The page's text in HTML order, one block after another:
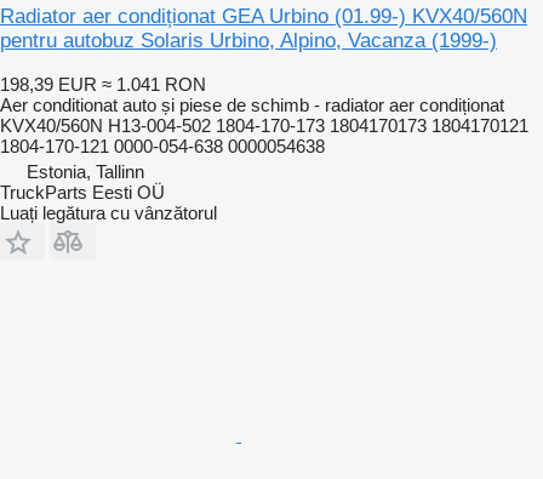
Radiator aer condiționat GEA Urbino (01.99-) KVX40/560N
pentru autobuz Solaris Urbino, Alpino, Vacanza (1999-)
198,39 EUR ≈ 1.041 RON
Aer conditionat auto și piese de schimb - radiator aer condiționat
KVX40/560N H13-004-502 1804-170-173 1804170173 1804170121
1804-170-121 0000-054-638 0000054638
Estonia, Tallinn
TruckParts Eesti OÜ
Luați legătura cu vânzătorul